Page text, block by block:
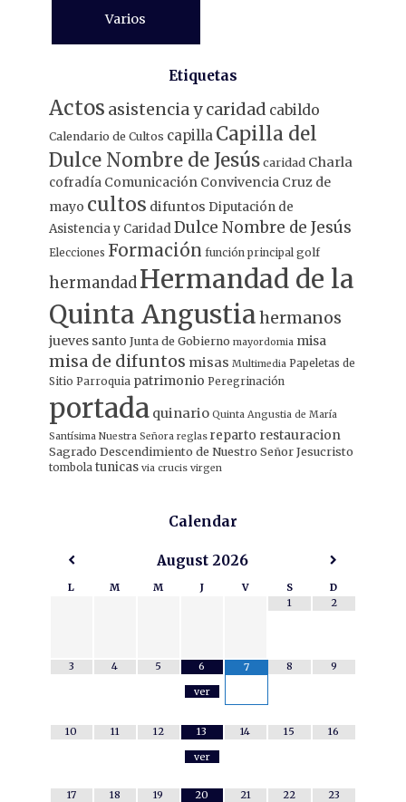
Varios
Etiquetas
Actos asistencia y caridad cabildo
Calendario de Cultos capilla Capilla del
Dulce Nombre de Jesús caridad Charla
cofradía Comunicación Convivencia Cruz de
mayo cultos difuntos Diputación de
Asistencia y CaridadDulce Nombre de Jesús
Elecciones Formación función principal golf
hermandad Hermandad de la
Quinta Angustiahermanos
jueves santo Junta de Gobierno mayordomia misa
misa de difuntos misas Multimedia Papeletas de
Sitio Parroquia patrimonio Peregrinación
portada quinario Quinta Angustia de María
Santísima Nuestra Señora reglas reparto restauracion
Sagrado Descendimiento de Nuestro Señor Jesucristo
tombola tunicas via crucis virgen
Calendar
August 2026
L M M J V S
D
1
2
3 4 5
6
ver
7 8 9
10 11 12
13
ver
14 15 16
17 18 19
20
21 22 23